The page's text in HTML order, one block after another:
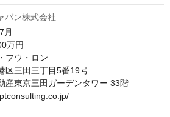
パン株式会社
月
万円
フウ・ロン
区三田三丁目5番19号
田ガーデンタワー 33階